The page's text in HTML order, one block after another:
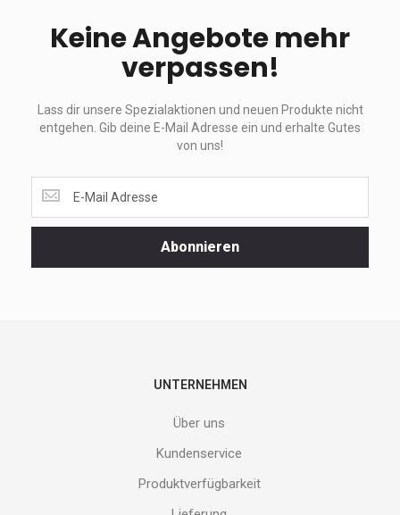
Keine Angebote mehr
verpassen!
Lass dir unsere Spezialaktionen und neuen Produkte nicht
entgehen. Gib deine E-Mail Adresse ein und erhalte Gutes
von uns!
dir
unsere
Abonnieren
UNTERNEHMEN
Über uns
Kundenservice
Produktverfügbarkeit